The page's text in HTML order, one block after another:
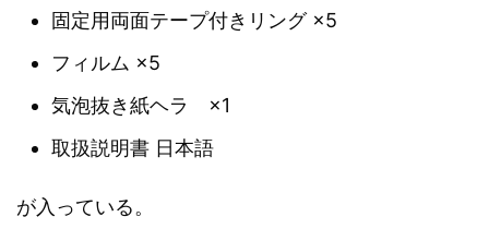
固定用両面テープ付きリング ×5
フィルム ×5
気泡抜き紙ヘラ ×1
取扱説明書 日本語
が入っている。